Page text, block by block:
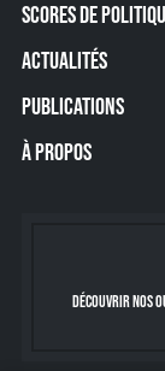
SCORES DE
ACTUALITÉS
PUBLICATIONS
À PROPOS
DÉCOUVRIR NOS